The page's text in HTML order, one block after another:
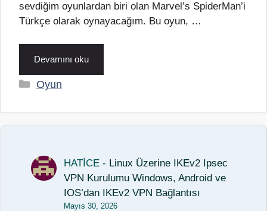
sevdiğim oyunlardan biri olan Marvel’s SpiderMan’i
Türkçe olarak oynayacağım. Bu oyun, …
Devamını oku
Kategoriler
Oyun
HATİCE - Linux Üzerine IKEv2 Ipsec
VPN Kurulumu Windows, Android ve
IOS’dan IKEv2 VPN Bağlantısı
Mayıs 30, 2026